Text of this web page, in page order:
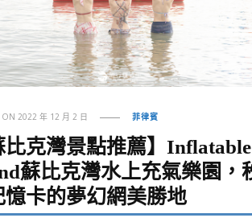
ON2022 年 12 月 2 日 菲律賓
比克灣景點推薦】Inflatable
蘇比克灣水上充氣樂園，
憶卡的夢幻網美勝地